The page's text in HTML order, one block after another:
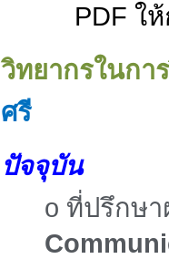
PDF ใ
วิทยากรในก
ศรี
ปัจจุบัน
o ที่ปรึกษ